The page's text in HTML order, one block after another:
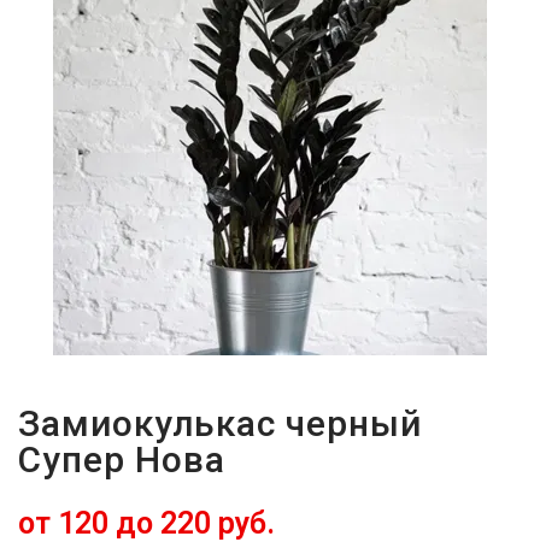
Замиокулькас черный
Супер Нова
от 120 до 220 руб.